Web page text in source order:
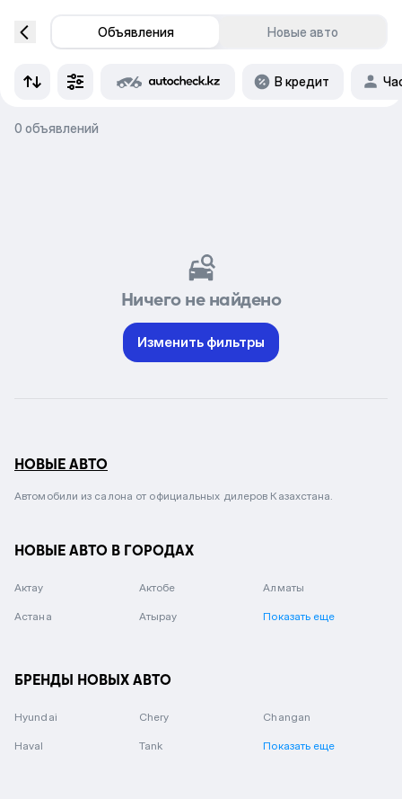
Объявления Новые авто
В кредит
0 объявлений
Ничего не найдено
Изменить фильтры
НОВЫЕ АВТО
Автомобили из салона от официальных дилеров Казахстана.
НОВЫЕ АВТО В ГОРОДАХ
Актау Актобе Алматы
Астана Атырау Показать еще
БРЕНДЫ НОВЫХ АВТО
Hyundai Chery Changan
Haval Tank Показать еще